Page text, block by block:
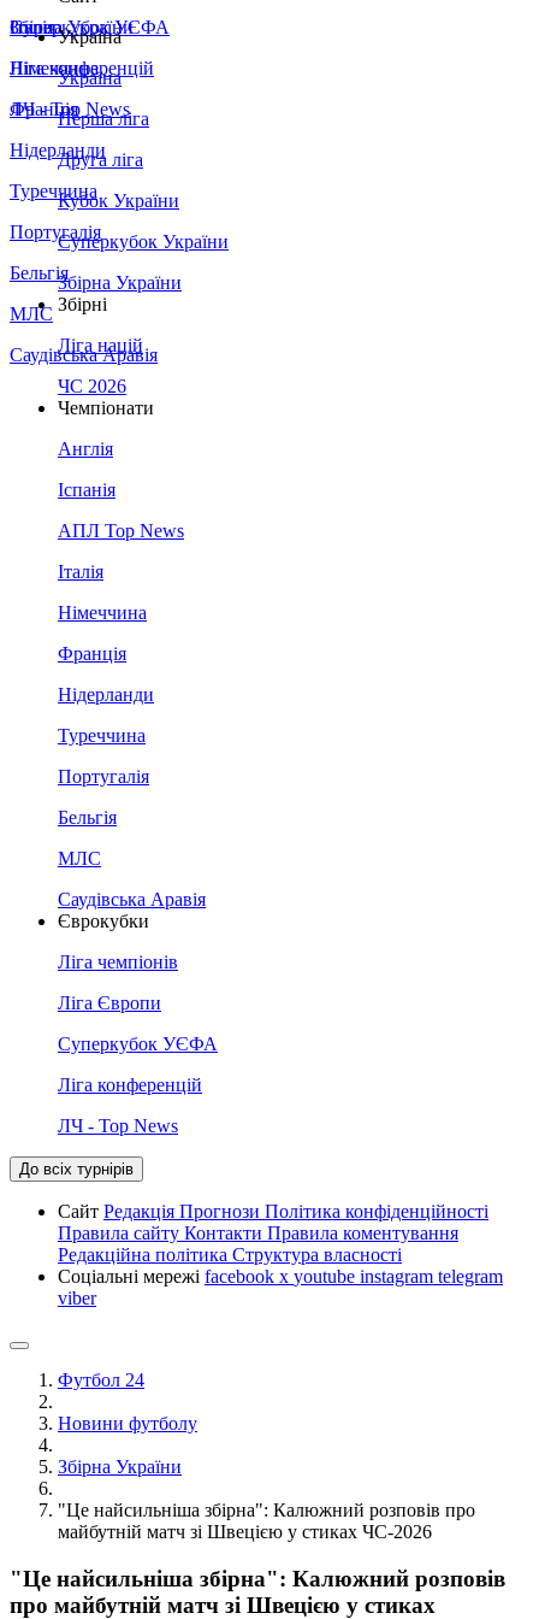
Збірна України
Італія
Німеччина
Франція
Нідерланди
Туреччина
Португалія
Бельгія
МЛС
Саудівська Аравія
Суперкубок УЄФА
Ліга конференцій
ЛЧ - Top News
Україна
Україна
Перша ліга
Друга ліга
Кубок України
Суперкубок України
Збірна України
Збірні
Ліга націй
ЧС 2026
Чемпіонати
Англія
Іспанія
АПЛ Top News
Італія
Німеччина
Франція
Нідерланди
Туреччина
Португалія
Бельгія
МЛС
Саудівська Аравія
Єврокубки
Ліга чемпіонів
Ліга Європи
Суперкубок УЄФА
Ліга конференцій
ЛЧ - Top News
До всіх турнірів
Сайт Редакція Прогнози Політика конфіденційності
Правила сайту Контакти Правила коментування
Редакційна політика Структура власності
Соціальні мережі facebook x youtube instagram telegram
viber
Футбол 24
Новини футболу
Збірна України
"Це найсильніша збірна": Калюжний розповів про
майбутній матч зі Швецією у стиках ЧС-2026
"Це найсильніша збірна": Калюжний розповів
про майбутній матч зі Швецією у стиках